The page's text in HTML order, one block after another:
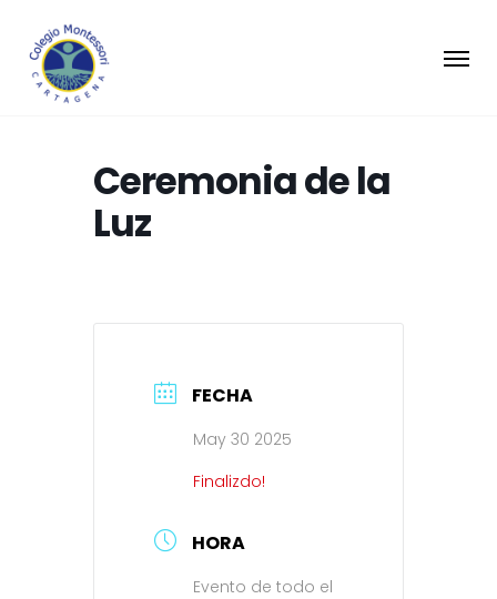
Ceremonia de la
Luz
FECHA
May 30 2025
Finalizdo!
HORA
Evento de todo el